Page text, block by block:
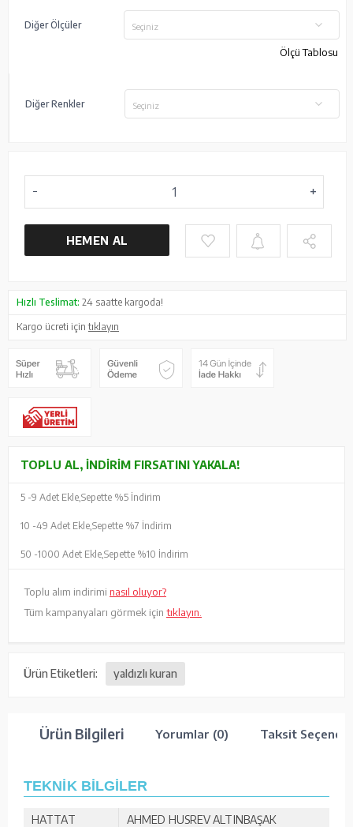
Diğer Ölçüler Seçiniz
Ölçü Tablosu
Diğer Renkler Seçiniz
HEMEN AL
Hızlı Teslimat: 24 saatte kargoda!
Kargo ücreti içintıklayın
TOPLU AL, İNDIRIM FIRSATINI YAKALA!
5 -9 Adet Ekle, Sepette %5 İndirim
10 -49 Adet Ekle, Sepette %7 İndirim
50 -1000 Adet Ekle, Sepette %10 İndirim
Toplu alım indirimi nasıl oluyor?
Tüm kampanyaları görmek için tıklayın.
Ürün Etiketleri: yaldızlı kuran
Ürün Bilgileri Yorumlar (0) Taksit
TEKNİK BİLGİLER
HATTAT
AHMED HUSREV ALTINBAŞAK